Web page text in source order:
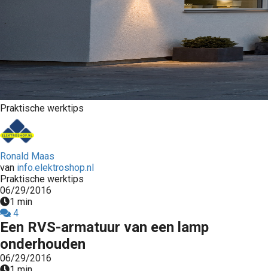
Praktische werktips
Ronald Maas
van info.elektroshop.nl
Praktische werktips
06/29/2016
1 min
4
Een RVS-armatuur van een lamp
onderhouden
06/29/2016
worden
om
te
van
op
gebruikt
te